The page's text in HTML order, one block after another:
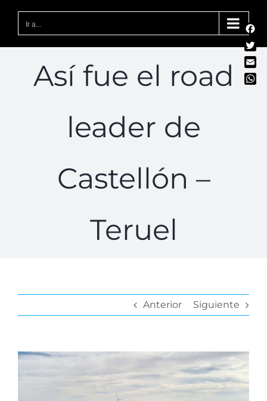
Ir a...
Así fue el road
leader de
Castellón –
Teruel
Anterior Siguiente
Ver
imagen